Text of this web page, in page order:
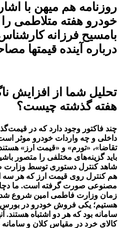
روزنامه هم میهن با
خودرو هفته متلاطمی
بامسیح فرزانه
درباره آینده قیمتها
‌تحلیل شما از افزایش
هفته گذشته چیست؟
چند فاکتور وجود دارد که در
داخلی و چه واردات خودرو موثر
تقاضا»، «تورم» و «قیمت ارز»
شاهد کنترل دستوری توسط وزارت
هم کنترل روی قیمت ارز که هر سه
مصنوعی صورت گرفته است. ما دچار
زمان وزارت فاطمی امین شروع شد
هستیم؛ یکی فروش خودرو در
سامانه بود که هر دو اشتباه هستند.
کالای خرد در مقیاس کلان و سامانه